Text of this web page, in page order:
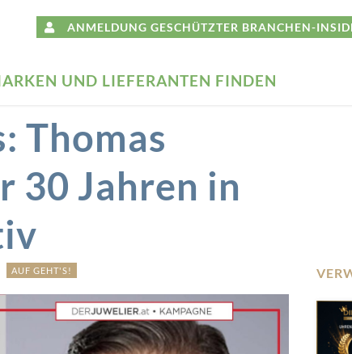
ANMELDUNG GESCHÜTZTER BRANCHEN-
UND LIEFERANTEN FINDEN
Thomas
30 Jahren in
AUF GEHT'S!